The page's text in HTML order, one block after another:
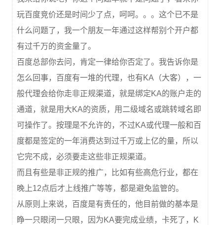
玩百度竞价还是时间少了点，呵呵。。。这个已不是
什么问题了，我一个朋友一年通过这样帮别个开户都
有过千万的资金量了。
百度总部你去问，肯定一律给你否定了。我告诉你是
怎么回事，百度有一堆的代理，也有KA（大客），一
般代理会给你走非正规渠道，就是绑定KA的账户走的
通道，就是用大KA的资质，用二级域名或跳转域名即
可操作了。按理是不允许的，不过KA或代理一般和百
度都是签定的一年消费达到过千万或上亿的量，所以
它完不成，必须要走这些非正规渠道。
而且有些是非正规的推广，比如有些高危行业，都在
晚上12点后才上线推广等等，都是避免监管的。
从原则上来说，百度是有责任的，他目前做的基本是
睁一只眼闭一只眼，因为KA要完成业绩，卡死了，K